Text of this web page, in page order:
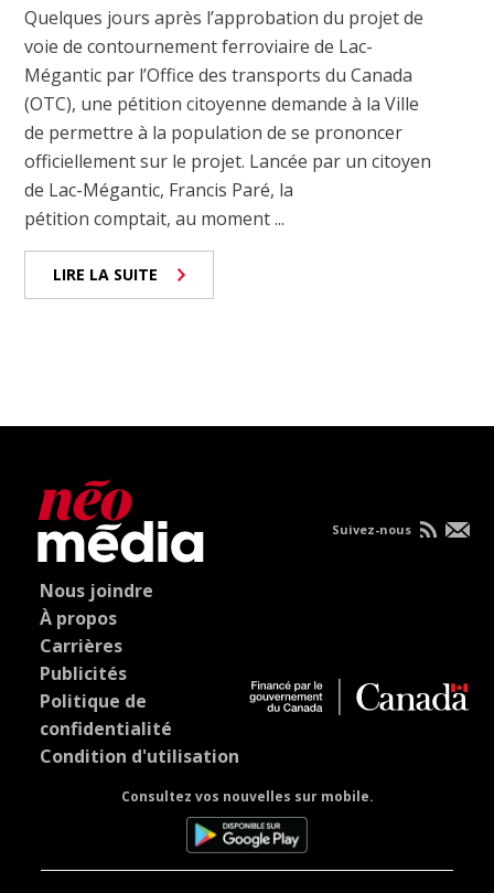
Quelques jours après l’approbation du projet de
voie de contournement ferroviaire de Lac-
Mégantic par l’Office des transports du Canada
(OTC), une pétition citoyenne demande à la Ville
de permettre à la population de se prononcer
officiellement sur le projet. Lancée par un citoyen
de Lac-Mégantic, Francis Paré, la
pétition comptait, au moment ...
LIRE LA SUITE
Nous joindre
À propos
Carrières
Publicités
Politique de
confidentialité
Condition d'utilisation
Consultez vos nouvelles sur mobile.
Suivez-nous